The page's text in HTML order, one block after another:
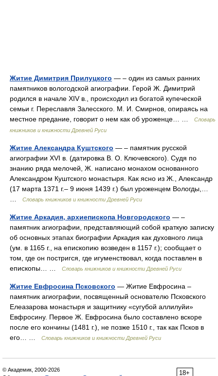
Житие Димитрия Прилуцкого — – один из самых ранних
памятников вологодской агиографии. Герой Ж. Димитрий
родился в начале XIV в., происходил из богатой купеческой
семьи г. Переславля Залесского. М. И. Смирнов, опираясь на
местное предание, говорит о нем как об уроженце… …
Словарь
книжников и книжности Древней Руси
Житие Александра Куштского — – памятник русской
агиографии XVI в. (датировка В. О. Ключевского). Судя по
знанию ряда мелочей, Ж. написано монахом основанного
Александром Куштского монастыря. Как ясно из Ж., Александр
(17 марта 1371 г.– 9 июня 1439 г.) был уроженцем Вологды,…
Словарь книжников и книжности Древней Руси
Житие Аркадия, архиепископа Новгородского — –
памятник агиографии, представляющий собой краткую записку
об основных этапах биографии Аркадия как духовного лица
(ум. в 1165 г., на епископию возведен в 1157 г.); сообщает о
том, где он постригся, где игуменствовал, когда поставлен в
епископы… …
Словарь книжников и книжности Древней Руси
Житие Евфросина Псковского — Житие Евфросина –
памятник агиографии, посвященный основателю Псковского
Елеазарова монастыря и защитнику «сугубой аллилуйи»
Евфросину. Первое Ж. Евфросина было составлено вскоре
после его кончины (1481 г.), не позже 1510 г., так как Псков в
его… …
Словарь книжников и книжности Древней Руси
18+
© Академик, 2000-2026